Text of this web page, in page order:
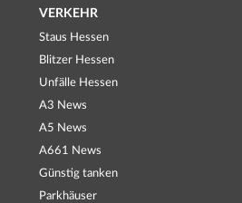
VERKEHR
Staus Hessen
Blitzer Hessen
Unfälle Hessen
A3 News
A5 News
A661 News
Günstig tanken
Parkhäuser